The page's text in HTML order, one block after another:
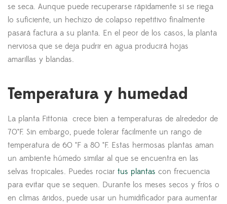
se seca. Aunque puede recuperarse rápidamente si se riega
lo suficiente, un hechizo de colapso repetitivo finalmente
pasará factura a su planta. En el peor de los casos, la planta
nerviosa que se deja pudrir en agua producirá hojas
amarillas y blandas.
Temperatura y humedad
La planta Fittonia crece bien a temperaturas de alrededor de
70°F. Sin embargo, puede tolerar fácilmente un rango de
temperatura de 60 °F a 80 °F. Estas hermosas plantas aman
un ambiente húmedo similar al que se encuentra en las
selvas tropicales. Puedes rociar tus plantas con frecuencia
para evitar que se sequen. Durante los meses secos y fríos o
en climas áridos, puede usar un humidificador para aumentar